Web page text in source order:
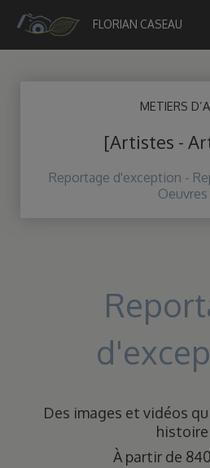
FLORIAN CASEAU
METIERS
[Artistes -
Reportage d'exception -
Oeuvres
Des images et vidéos
histoire
À partir de